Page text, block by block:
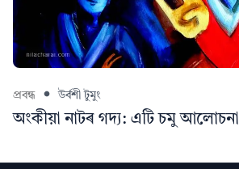
প্ৰবন্ধ উৰ্বশী টুমুং
অংকীয়া নাটৰ গদ্য: এটি চমু আলোচনা